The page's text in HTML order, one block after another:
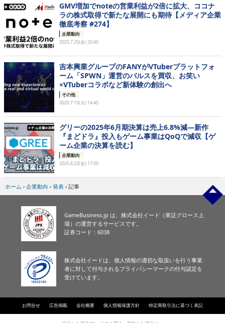
GMV増加でnoteの営業利益が2倍に拡大、ココナ
ラの株式取得で新たな展開にも期待【メディア企業
徹底考察 #274】
企業動向
2025.7.25(金) 20:45
吉本興業グループのFANYがVTuberプラットフォ
ーム「SPWN」運営のバルスを買収、お笑い
×VTuberコラボなど新体験の創出へ
その他
2025.7.15(火) 14:45
グリーの2025年6月期決算は売上6.8%減―新作
『まどドラ』投入もゲーム事業はQoQで減収【ゲ
ーム企業の決算を読む】
企業動向
2025.8.22(金) 17:00
ホーム › 企業動向 › 発表 › 記事
GameBusiness.jp は、株式会社イード（東証グロース上
場）の運営するサービスです。
証券コード：6038
株式会社イードは、個人情報の適切な取扱いを行う事業
者に対して付与されるプライバシーマークの付与認定を
受けています。
お問合せ 広告掲載 会社概要 個人情報保護方針 特定商取引法に基づく表記